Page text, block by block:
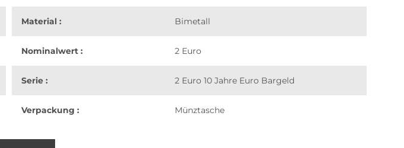
Material : Bimetall
Nominalwert : 2 Euro
Serie : 2 Euro 10 Jahre Euro Bargeld
Verpackung : Münztasche